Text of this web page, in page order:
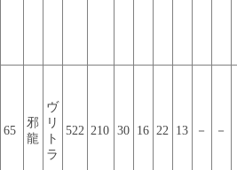
65
邪
龍
ヴ
リ
ト
ラ
522 210 30 16 22 13 － －